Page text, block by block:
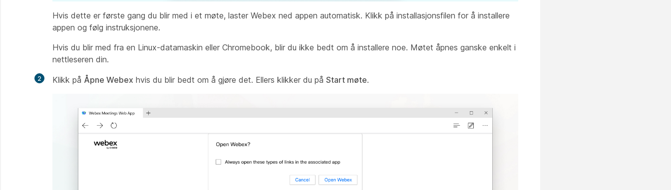
Hvis dette er første gang du blir med i et møte, laster Webex ned appen automatisk. Klikk på installasjonsfilen for å installere
appen og følg instruksjonene.
Hvis du blir med fra en Linux-datamaskin eller Chromebook, blir du ikke bedt om å installere noe. Møtet åpnes ganske enkelt i
nettleseren din.
2 Klikk på Åpne Webex hvis du blir bedt om å gjøre det. Ellers klikker du på Start møte.